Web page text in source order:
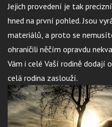
Jejich provedení je tak
hned na první pohled. Jsou
materiálů, a proto se
ohraničili něčím opravdu
Vám i celé Vaší rodině dodají
celá rodina zaslouží.